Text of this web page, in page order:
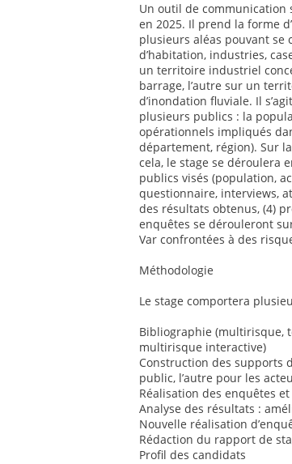
Un outil de
en 2025. Il prend la forme
plusieurs aléas pouvant se
d’habitation, industries,
un territoire industriel
barrage, l’autre sur un
d’inondation fluviale. Il
plusieurs publics : la
opérationnels impliqués
département, région). Sur
cela, le stage se déroulera
publics visés (population,
questionnaire, interviews,
des résultats obtenus, (4)
enquêtes se dérouleront
Var confrontées à des
Méthodologie
Le stage comportera
Bibliographie (multirisque,
multirisque interactive)
Construction des supports
public, l’autre pour les
Réalisation des enquêtes
Analyse des résultats :
Nouvelle réalisation
Rédaction du rapport de
Profil des candidats